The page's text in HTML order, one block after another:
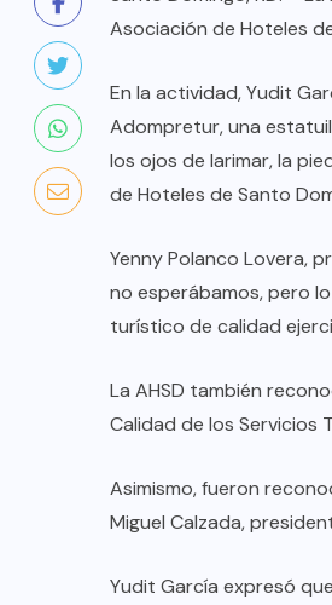
Asociación de Hoteles
En la actividad, Yudit
Adompretur, una
los ojos de larimar, la
de Hoteles de Santo
Yenny Polanco Lovera,
no esperábamos, pero
turístico de calidad
La AHSD también
Calidad de los Servicios
Asimismo, fueron
Miguel Calzada,
Yudit García expresó